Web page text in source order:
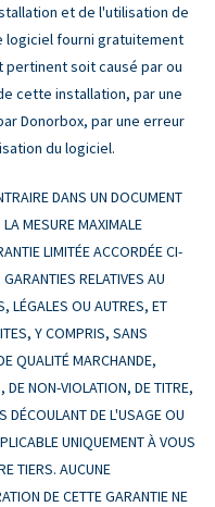
et de l'utilisation de
fourni gratuitement
pertinent soit causé par ou
cette installation, par une
Donorbox, par une erreur
du logiciel.
DANS UN DOCUMENT
MESURE MAXIMALE
LIMITÉE ACCORDÉE CI-
RELATIVES AU
LÉGALES OU AUTRES, ET
Y COMPRIS, SANS
QUALITÉ MARCHANDE,
DE NON-VIOLATION, DE TITRE,
DÉCOULANT DE L'USAGE OU
UNIQUEMENT À VOUS
TIERS. AUCUNE
DE CETTE GARANTIE NE